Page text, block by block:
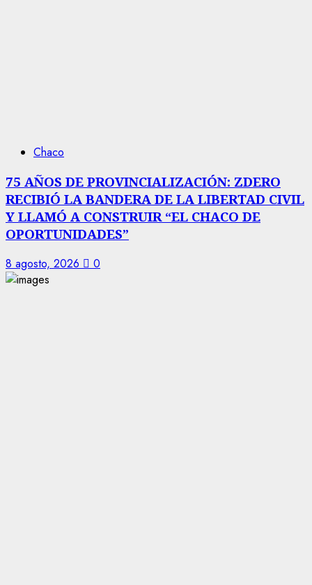
Chaco
75 AÑOS DE PROVINCIALIZACIÓN: ZDERO
RECIBIÓ LA BANDERA DE LA LIBERTAD CIVIL
Y LLAMÓ A CONSTRUIR “EL CHACO DE
OPORTUNIDADES”
8 agosto, 2026 0